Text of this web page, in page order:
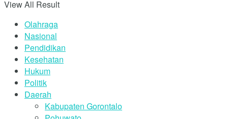
View All Result
Olahraga
Nasional
Pendidikan
Kesehatan
Hukum
Politik
Daerah
Kabupaten Gorontalo